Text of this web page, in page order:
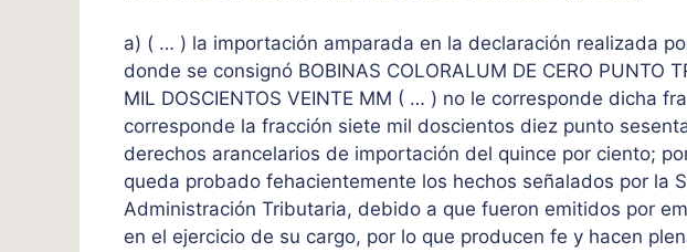
a) ( … ) la importación amparada en la declaración realizada
donde se consignó BOBINAS COLORALUM DE CERO PUNTO
MIL DOSCIENTOS VEINTE MM ( … ) no le corresponde dicha
corresponde la fracción siete mil doscientos diez punto
derechos arancelarios de importación del quince por ciento;
queda probado fehacientemente los hechos señalados por la
Administración Tributaria, debido a que fueron emitidos por
en el ejercicio de su cargo, por lo que producen fe y hacen